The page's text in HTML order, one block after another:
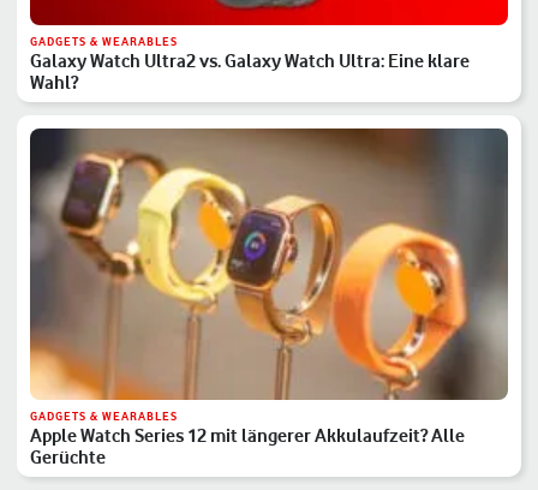
GADGETS & WEARABLES
Galaxy Watch Ultra2 vs. Galaxy Watch Ultra: Eine klare
Wahl?
GADGETS & WEARABLES
Apple Watch Series 12 mit längerer Akkulaufzeit? Alle
Gerüchte